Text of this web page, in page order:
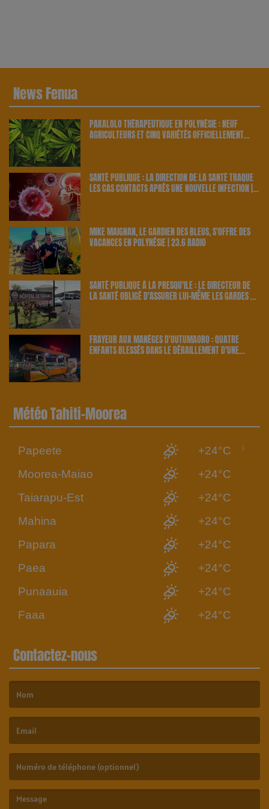
News Fenua
PAKALOLO THÉRAPEUTIQUE EN POLYNÉSIE : NEUF
AGRICULTEURS ET CINQ VARIÉTÉS OFFICIELLEMENT
SANTÉ PUBLIQUE : LA DIRECTION DE LA SANTÉ TRAQUE
LES CAS CONTACTS APRÈS UNE NOUVELLE INFECTION |
MIKE MAIGNAN, LE GARDIEN DES BLEUS, S'OFFRE DES
VACANCES EN POLYNÉSIE | 23.6 RADIO
SANTÉ PUBLIQUE À LA PRESQU'ÎLE : LE DIRECTEUR DE
LA SANTÉ OBLIGÉ D'ASSURER LUI-MÊME LES GARDES À
FRAYEUR AUX MANÈGES D'OUTUMAORO : QUATRE
ENFANTS BLESSÉS DANS LE DÉRAILLEMENT D'UNE
Météo Tahiti-Moorea
Papeete
+24°C
Moorea-Maiao
+24°C
Taiarapu-Est
+24°C
Mahina
+24°C
Papara
+24°C
Paea
+24°C
Punaauia
+24°C
Faaa
+24°C
Contactez-nous